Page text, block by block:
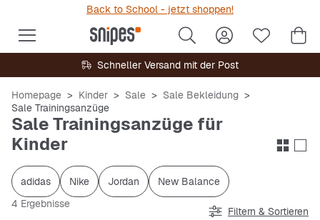
Back to School - jetzt shoppen!
Schneller Versand mit der Post
Homepage Kinder Sale
Sale Bekleidung
Sale Trainingsanzüge
Sale Trainingsanzüge für
Kinder
adidas Nike Jordan
New Balance
4 Ergebnisse
Filtern & Sortieren